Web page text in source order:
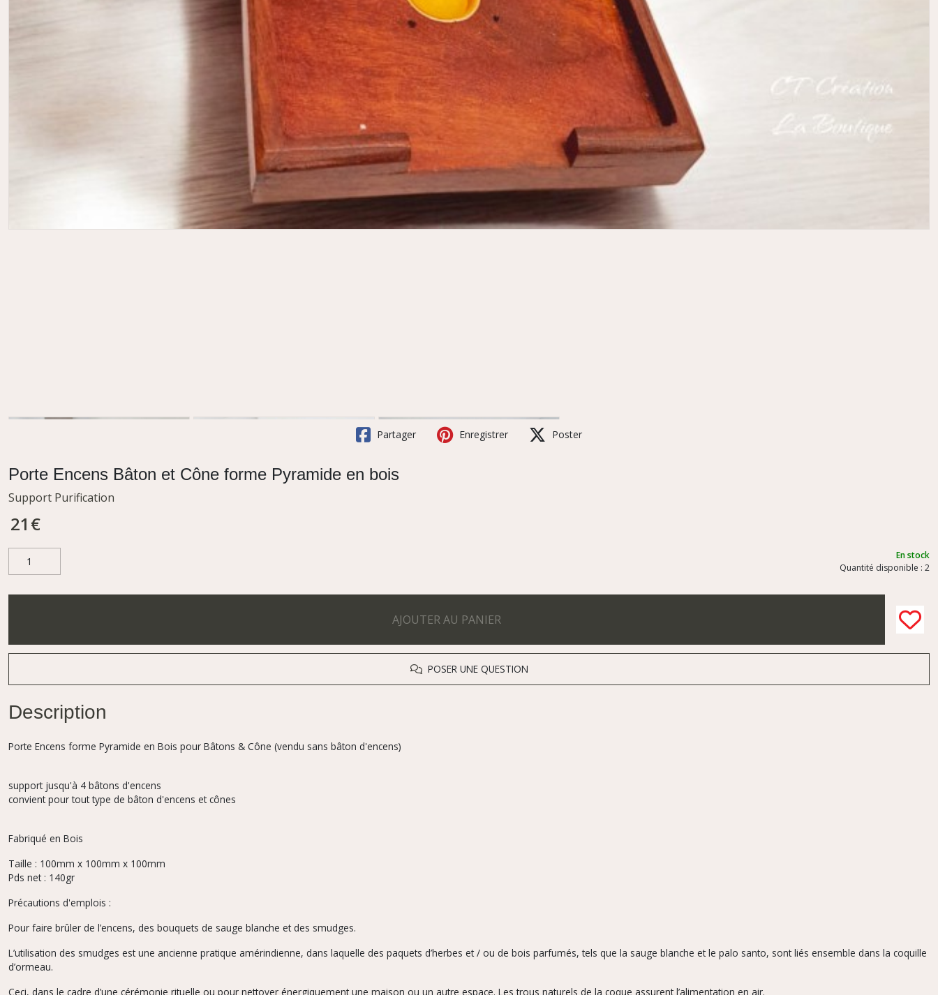
Partager Enregistrer Poster
Porte Encens Bâton et Cône forme Pyramide en bois
Support Purification
21 €
En stock
Quantité disponible : 2
AJOUTER AU PANIER
POSER UNE QUESTION
Description
Porte Encens forme Pyramide en Bois pour Bâtons & Cône (vendu sans bâton d'encens)
support jusqu'à 4 bâtons d'encens
convient pour tout type de bâton d'encens et cônes
Fabriqué en Bois
Taille : 100mm x 100mm x 100mm
Pds net : 140gr
Précautions d'emplois :
Pour faire brûler de l’encens, des bouquets de sauge blanche et des smudges.
L’utilisation des smudges est une ancienne pratique amérindienne, dans laquelle des paquets d’herbes et / ou de bois parfumés, tels que la sauge blanche et le palo santo, sont liés ensemble dans la coquille
d’ormeau.
Ceci, dans le cadre d’une cérémonie rituelle ou pour nettoyer énergiquement une maison ou un autre espace. Les trous naturels de la coque assurent l’alimentation en air.